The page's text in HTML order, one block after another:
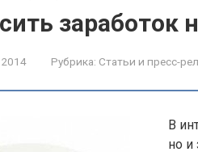
заработок
Рубрика: Статьи и пресс-
В
но и